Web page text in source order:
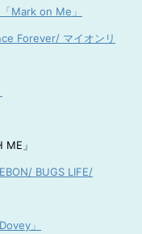
Mark on Me」
Forever/ マイオンリ
」
BUGS LIFE/
」